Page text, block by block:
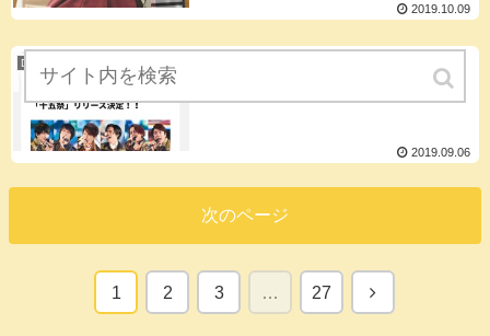
2019.10.09
DVD
2019.09.06
次のページ
1 2 3 … 27